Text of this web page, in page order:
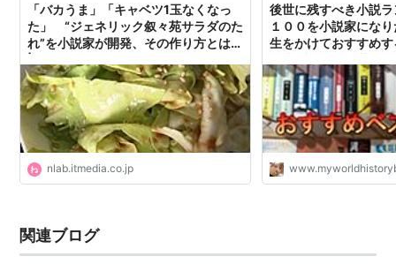
没落予定なので、鍛冶職人を目指す
（CK）
本好きの下剋上（香月美夜）
「バカうま」「キャベツ1玉なくなっ
た」 “ジェネリック叙々苑サラダのた
れ”を小説家が開発、その作り方とは？
nlab.itmedia.co.jp
後世に残すべき小説
１００を小説家にな
生をかけておすすめ
イルドワンダーラン
関連ブログ